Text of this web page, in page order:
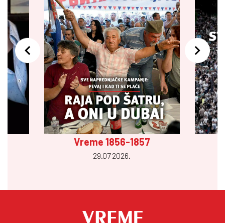
Vreme 1856-1857
29.07 2026.